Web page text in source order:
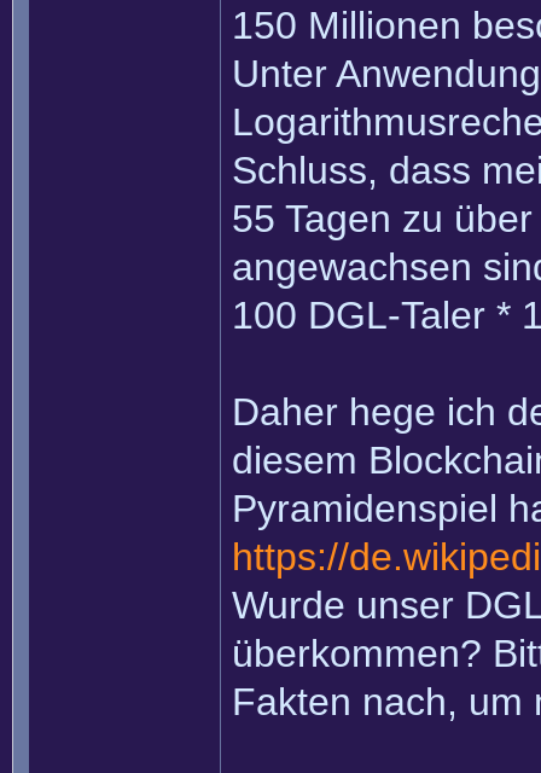
150 Millionen
Unter
Schluss, dass
55 Tagen zu
angewachsen
100 DGL-Taler *
Daher hege ich
diesem
Pyramidenspiel
https://
Wurde unser
überkommen?
Fakten nach, um